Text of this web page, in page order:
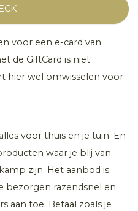
voor een e-card van
de GiftCard is niet
hier wel omwisselen voor
voor thuis en je tuin. En
waar je blij van
zijn. Het aanbod is
bezorgen razendsnel en
aan toe. Betaal zoals je